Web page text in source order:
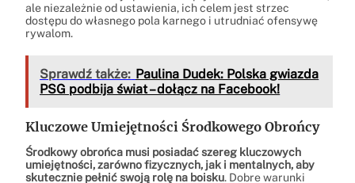
ale niezależnie od ustawienia, ich celem jest strzec
dostępu do własnego pola karnego i utrudniać ofensywę
rywalom.
Sprawdź także: Paulina Dudek: Polska gwiazda
PSG podbija świat – dołącz na Facebook!
Kluczowe Umiejętności Środkowego Obrońcy
Środkowy obrońca musi posiadać szereg kluczowych
umiejętności, zarówno fizycznych, jak i mentalnych, aby
skutecznie pełnić swoją rolę na boisku. Dobre warunki